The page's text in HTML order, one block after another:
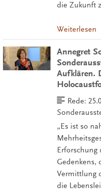
die Zukunft
Weiterlesen
Annegret
Aufklären.
Rede:
„Es ist so
Erforschung
Gedenkens,
Vermittlung
die